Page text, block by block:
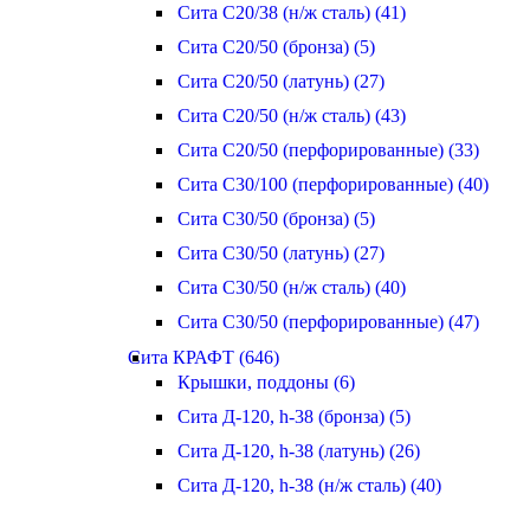
Сита С20/38 (н/ж сталь) (41)
Сита С20/50 (бронза) (5)
Сита С20/50 (латунь) (27)
Сита С20/50 (н/ж сталь) (43)
Сита С20/50 (перфорированные) (33)
Сита С30/100 (перфорированные) (40)
Сита С30/50 (бронза) (5)
Сита С30/50 (латунь) (27)
Сита С30/50 (н/ж сталь) (40)
Сита С30/50 (перфорированные) (47)
Сита КРАФТ (646)
Крышки, поддоны (6)
Сита Д-120, h-38 (бронза) (5)
Сита Д-120, h-38 (латунь) (26)
Сита Д-120, h-38 (н/ж сталь) (40)